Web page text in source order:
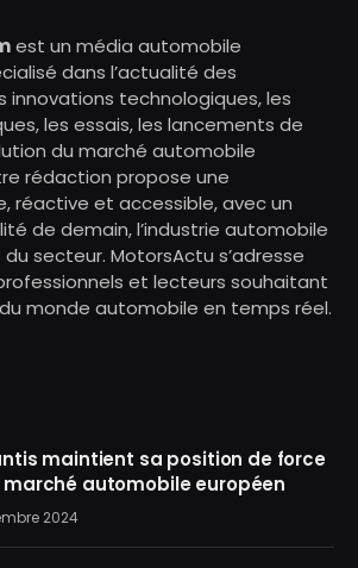
est un média automobile
dans l’actualité des
innovations technologiques, les
les essais, les lancements de
du marché automobile
rédaction propose une
réactive et accessible, avec un
de demain, l’industrie automobile
secteur. MotorsActu s’adresse
et lecteurs souhaitant
du monde automobile en temps réel.
maintient sa position de force
marché automobile européen
2024